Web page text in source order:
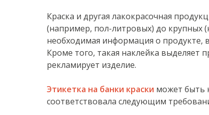
Краска и другая лакокрасочная
(например, пол-литровых) до крупных
необходимая информация о продукте,
Кроме того, такая наклейка выделяет
рекламирует изделие.
Этикетка на банки краски может быть
соответствовала следующим